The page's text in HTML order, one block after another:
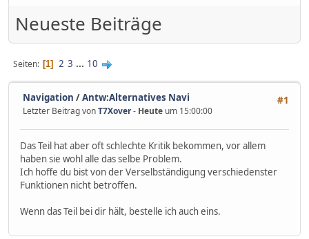
Neueste Beiträge
Seiten 1 2 3 ... 10
#1
Navigation /Antw:Alternatives Navi
Letzter Beitrag vonT7Xover- Heute um 15:00:00
Das Teil hat aber oft schlechte Kritik bekommen, vor allem
haben sie wohl alle das selbe Problem.
Ich hoffe du bist von der Verselbständigung verschiedenster
Funktionen nicht betroffen.
Wenn das Teil bei dir hält, bestelle ich auch eins.